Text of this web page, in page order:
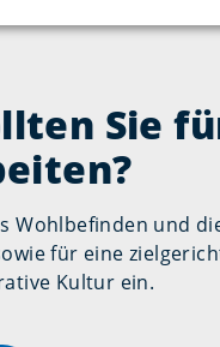
Sie
Wohlbefinden und
für eine
Kultur ein.